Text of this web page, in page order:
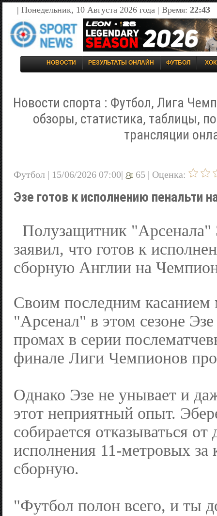
| Понедельник, 10 Августа 2026 года | Время: 22:43
НОВОСТИ РЕЗУЛЬТАТЫ ОНЛАЙН ФУТБОЛ
Новости спорта : Футбол, Лига
обзоры, статистика, таблицы,
трансляции
Футбол | 15/06/2026 07:00| 65 | Оценка:
Эзе готов к исполнению пенальти
Полузащитник "Арсенала"
заявил, что готов к
сборную Англии на
Своим последним касанием
"Арсенал" в этом сезоне
промах в серии
финале Лиги Чемпионов
Однако Эзе не унывает и
этот неприятный опыт.
собирается отказываться
исполнения 11-метровых за
сборную.
"Футбол полон всего, и ты